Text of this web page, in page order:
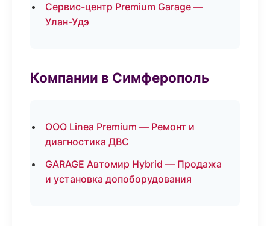
Сервис-центр Premium Garage —
Улан-Удэ
Компании в Симферополь
ООО Linea Premium — Ремонт и
диагностика ДВС
GARAGE Автомир Hybrid — Продажа
и установка допоборудования